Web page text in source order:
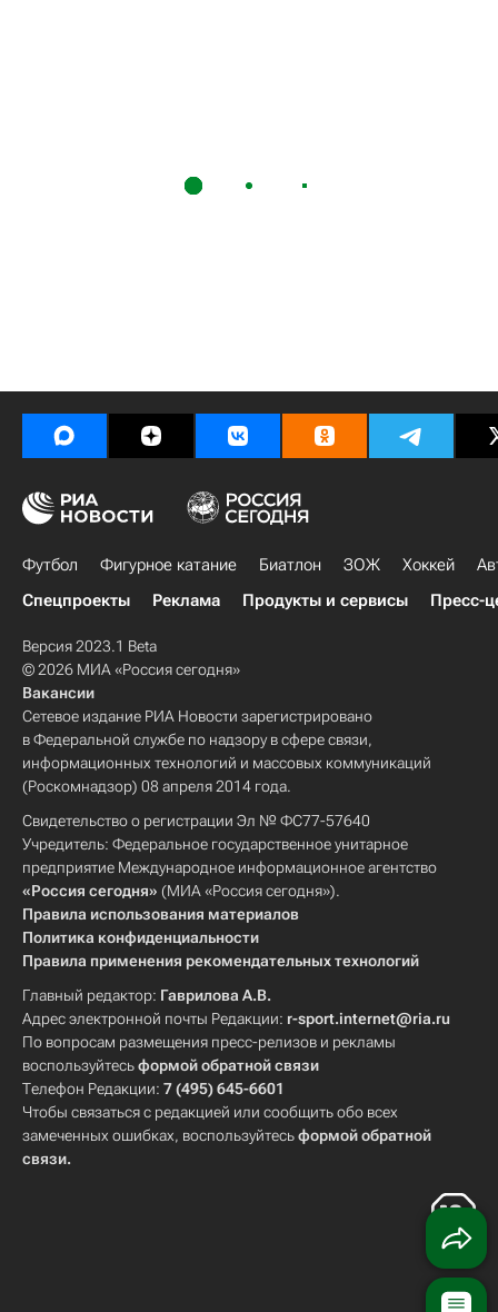
Футбол Фигурное катание Биатлон ЗОЖ Хоккей
Спецпроекты
Реклама Продукты и сервисы Пресс-
Версия 2023.1 Beta
© 2026 МИА «Россия сегодня»
Вакансии
Сетевое издание РИА Новости зарегистрировано
в Федеральной службе по надзору в сфере связи,
информационных технологий и массовых коммуникаций
(Роскомнадзор) 08 апреля 2014 года.
Свидетельство о регистрации Эл № ФС77-57640
Учредитель: Федеральное государственное унитарное
предприятие Международное информационное агентство
«Россия сегодня» (МИА «Россия сегодня»).
Правила использования материалов
Политика конфиденциальности
Правила применения рекомендательных технологий
Главный редактор: Гаврилова А.В.
Адрес электронной почты Редакции: r-sport.internet@ria.ru
По вопросам размещения пресс-релизов и рекламы
воспользуйтесьформой обратной связи
Телефон Редакции: 7 (495) 645-6601
Чтобы связаться с редакцией или сообщить обо всех
замеченных ошибках, воспользуйтесьформой обратной
связи.